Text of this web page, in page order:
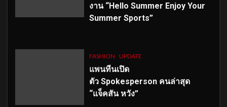
งาน “Hello Summer Enjoy Your
Summer Sports”
FASHION UPDATE
แพนทีนเปิด
ตัว Spokesperson คนล่าสุด
“แจ็คสัน หวัง”